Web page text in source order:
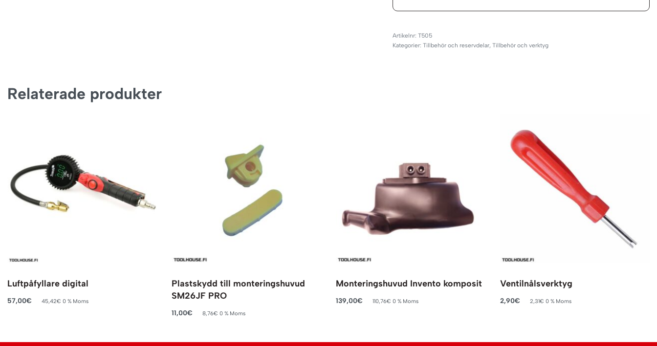
T505
Kategorier:Tillbehör och reservdelar,Tillbehör och verktyg
Relaterade produkter
Luftpåfyllare digital
57,00€ 45,42€ 0 % Moms
Plastskydd till monteringshuvud
SM26JF PRO
11,00€ 8,76€ 0 % Moms
Monteringshuvud Invento komposit
139,00€ 110,76€ 0 % Moms
Ventilnålsverktyg
2,90€ 2,31€ 0 % Moms